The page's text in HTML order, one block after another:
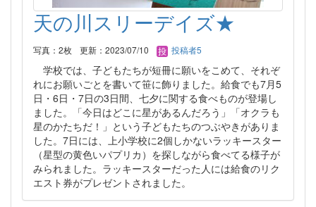
天の川スリーデイズ★
写真：2枚 更新：2023/07/10 投稿者5
学校では、子どもたちが短冊に願いをこめて、それぞ
れにお願いごとを書いて笹に飾りました。給食でも7月5
日・6日・7日の3日間、七夕に関する食べものが登場し
ました。「今日はどこに星があるんだろう」「オクラも
星のかたちだ！」という子どもたちのつぶやきがありま
した。7日には、上小学校に2個しかないラッキースター
（星型の黄色いパプリカ）を探しながら食べてる様子が
みられました。ラッキースターだった人には給食のリク
エスト券がプレゼントされました。